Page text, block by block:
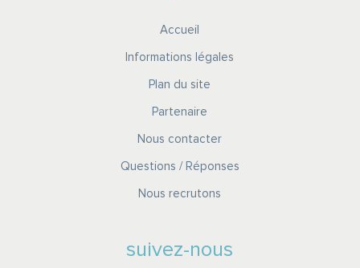
Accueil
Informations légales
Plan du site
Partenaire
Nous contacter
Questions / Réponses
Nous recrutons
suivez-nous